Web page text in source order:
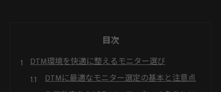
目次
DTM環境を快適に整えるモニター選び
DTMに最適なモニター選定の基本と注意点